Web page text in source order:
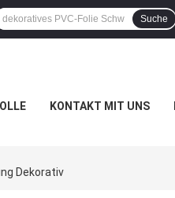
Suche
KONTAKT MIT UNS
Dekorativ